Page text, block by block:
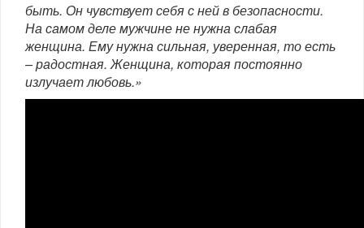
быть. Он чувствует себя с ней в безопасности.
На самом деле мужчине не нужна слабая
женщина. Ему нужна сильная, уверенная, то есть
– радостная. Женщина, которая постоянно
излучает любовь.»